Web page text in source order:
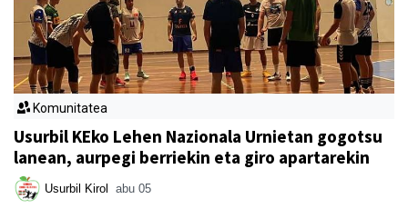
Komunitatea
Usurbil KEko Lehen Nazionala Urnietan gogotsu
lanean, aurpegi berriekin eta giro apartarekin
Usurbil Kirol abu 05